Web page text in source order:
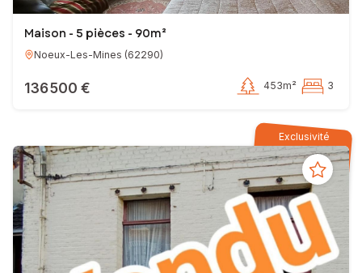
Maison - 5 pièces - 90m²
Noeux-Les-Mines (62290)
136 500 € 453m² 3
Exclusivité